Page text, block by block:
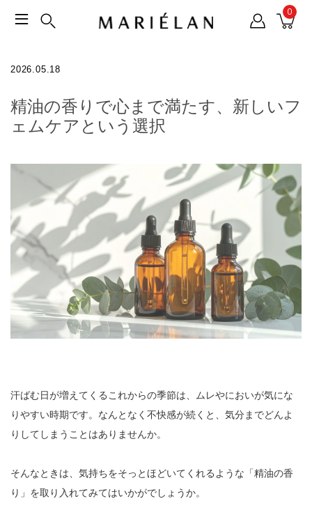
0
2026.05.18
精油の香りで心まで満たす、新しいフ
ェムケアという選択
汗ばむ日が増えてくるこれからの季節は、ムレやにおいが気にな
りやすい時期です。なんとなく不快感が続くと、気分までどんよ
りしてしまうことはありませんか。
そんなときは、気持ちをそっとほどいてくれるような「精油の香
り」を取り入れてみてはいかがでしょうか。